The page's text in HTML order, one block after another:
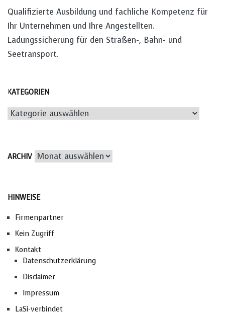
Qualifizierte Ausbildung und fachliche Kompetenz für
Ihr Unternehmen und Ihre Angestellten.
Ladungssicherung für den Straßen-, Bahn- und
Seetransport.
KATEGORIEN
Kategorien
ARCHIV Archiv
HINWEISE
Firmenpartner
Kein Zugriff
Kontakt
Datenschutzerklärung
Disclaimer
Impressum
LaSi-verbindet